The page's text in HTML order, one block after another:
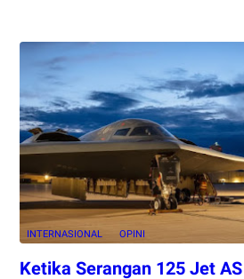
di
Ini
Pernyataan
Angkatan
Bersenjata
Iran
INTERNASIONAL OPINI
Ketika Serangan 125 Jet